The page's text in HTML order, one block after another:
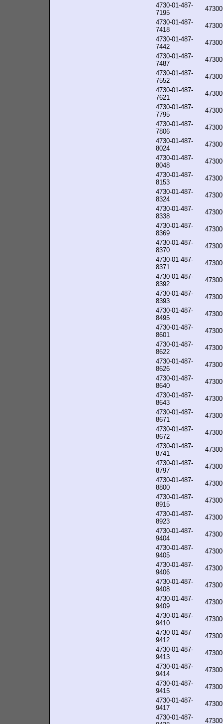
4730-01-487-
7195
4730-01-487-
7418
4730-01-487-
7442
4730-01-487-
7487
4730-01-487-
7552
4730-01-487-
7621
4730-01-487-
7795
4730-01-487-
7806
4730-01-487-
8024
4730-01-487-
8048
4730-01-487-
8153
4730-01-487-
8324
4730-01-487-
8338
4730-01-487-
8369
4730-01-487-
8370
4730-01-487-
8371
4730-01-487-
8392
4730-01-487-
8393
4730-01-487-
8495
4730-01-487-
8601
4730-01-487-
8622
4730-01-487-
8626
4730-01-487-
8640
4730-01-487-
8643
4730-01-487-
8671
4730-01-487-
8672
4730-01-487-
8741
4730-01-487-
8797
4730-01-487-
8800
4730-01-487-
8915
4730-01-487-
8923
4730-01-487-
9404
4730-01-487-
9405
4730-01-487-
9406
4730-01-487-
9408
4730-01-487-
9409
4730-01-487-
9410
4730-01-487-
9412
4730-01-487-
9413
4730-01-487-
9414
4730-01-487-
9415
4730-01-487-
9417
4730-01-487-